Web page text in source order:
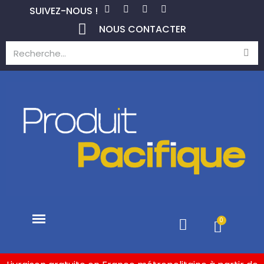
SUIVEZ-NOUS !
NOUS CONTACTER